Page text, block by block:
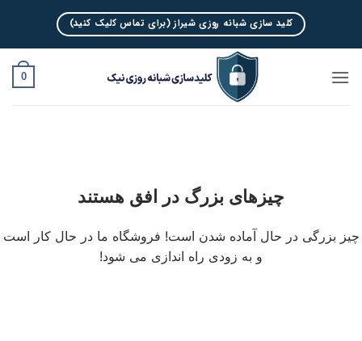
content
کلید سازی شبانه روزی شیراز (برای تماس کلیک کنید)
0
چیزهای بزرگ در افق هستند
چیز بزرگی در حال آماده شدن است! فروشگاه ما در حال کار است
و به زودی راه اندازی می شود!